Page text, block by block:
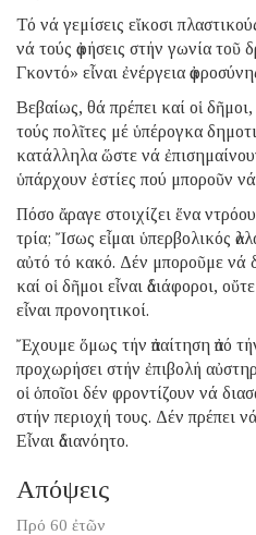
Τό νά γεμίσεις εἴκοσι
νά τούς ἀφήσεις στήν γωνία τοῦ
Γκοντό» εἶναι ἐνέργεια
Βεβαίως, θά πρέπει καί οἱ
τούς πολῖτες μέ ὑπέρογκα
κατάλληλα ὥστε νά
ὑπάρχουν ἑστίες πού μποροῦν
Πόσο ἄραγε στοιχίζει ἕνα
τρία; Ἴσως εἶμαι ὑπερβολικός
αὐτό τό κακό. Δέν μποροῦμε νά
καί οἱ δῆμοι εἶναι ἀδιάφοροι,
εἶναι προνοητικοί.
Ἔχουμε ὅμως τήν ἀπαίτηση ἀπό
προχωρήσει στήν ἐπιβολή
οἱ ὁποῖοι δέν φροντίζουν νά
στήν περιοχή τους. Δέν πρέπει
Εἶναι ἀδιανόητο.
Απόψεις
Πρό 60 ἐτῶν